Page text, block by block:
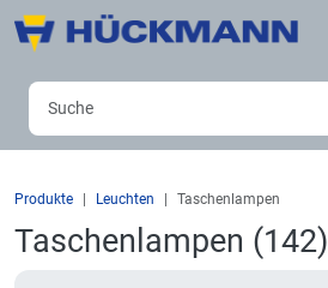
Produkte Leuchten Taschenlampen
Taschenlampen (142)